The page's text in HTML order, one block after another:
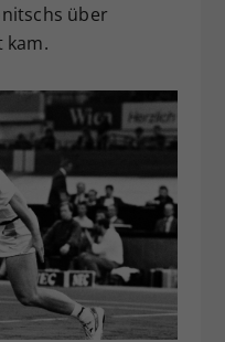
über
kam.